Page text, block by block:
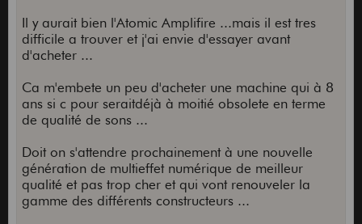
Il y aurait bien l'Atomic Amplifire ...mais il est tres
difficile a trouver et j'ai envie d'essayer avant
d'acheter ...
Ca m'embete un peu d'acheter une machine qui à 8
ans si c pour seraitdéjà à moitié obsolete en terme
de qualité de sons ...
Doit on s'attendre prochainement à une nouvelle
génération de multieffet numérique de meilleur
qualité et pas trop cher et qui vont renouveler la
gamme des différents constructeurs ...